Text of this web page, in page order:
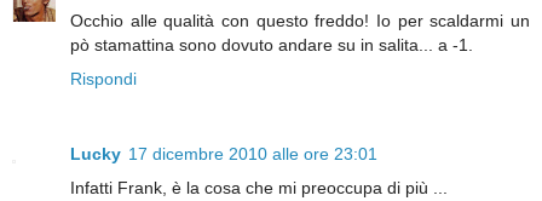
Occhio alle qualità con questo freddo! Io per scaldarmi un
pò stamattina sono dovuto andare su in salita... a -1.
Rispondi
Lucky 17 dicembre 2010 alle ore 23:01
Infatti Frank, è la cosa che mi preoccupa di più ...